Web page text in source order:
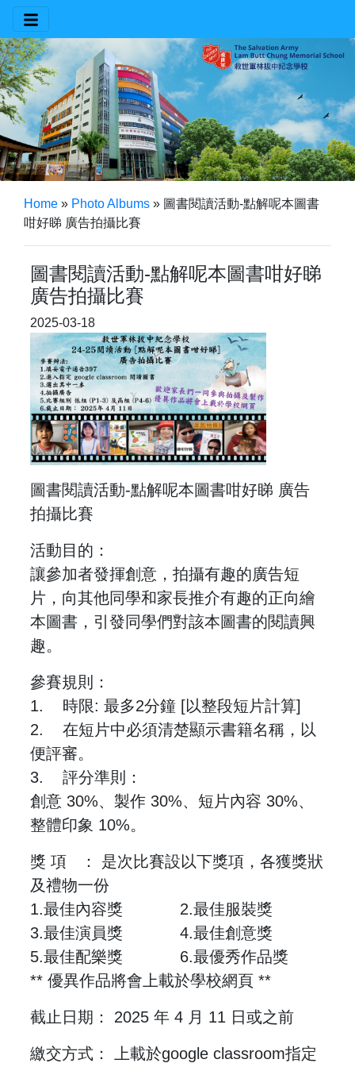
Home » Photo Albums » 圖書閱讀活動-點解呢本圖書
咁好睇 廣告拍攝比賽
圖書閱讀活動-點解呢本圖書咁好睇
廣告拍攝比賽
2025-03-18
圖書閱讀活動-點解呢本圖書咁好睇 廣告
拍攝比賽
活動目的：
讓參加者發揮創意，拍攝有趣的廣告短
片，向其他同學和家長推介有趣的正向繪
本圖書，引發同學們對該本圖書的閱讀興
趣。
參賽規則：
1. 時限: 最多2分鐘 [以整段短片計算]
2. 在短片中必須清楚顯示書籍名稱，以
便評審。
3. 評分準則：
創意 30%、製作 30%、短片內容 30%、
整體印象 10%。
獎 項 ： 是次比賽設以下獎項，各獲獎狀
及禮物一份
1.最佳內容獎 2.最佳服裝獎
3.最佳演員獎 4.最佳創意獎
5.最佳配樂獎 6.最優秀作品獎
** 優異作品將會上載於學校網頁 **
截止日期： 2025 年 4 月 11 日或之前
繳交方式： 上載於google classroom指定